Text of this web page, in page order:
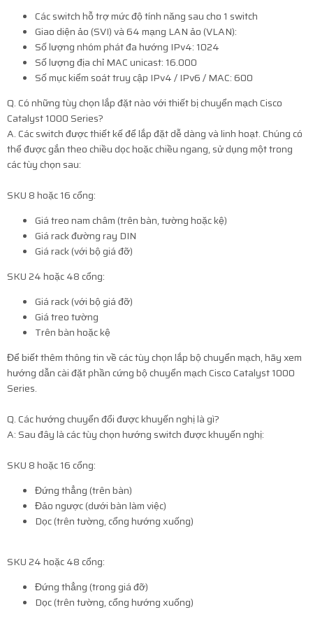
Các switch hỗ trợ mức độ tính năng sau cho 1 switch
Giao diện ảo (SVI) và 64 mạng LAN ảo (VLAN):
Số lượng nhóm phát đa hướng IPv4: 1024
Số lượng địa chỉ MAC unicast: 16.000
Số mục kiểm soát truy cập IPv4 / IPv6 / MAC: 600
Q. Có những tùy chọn lắp đặt nào với thiết bị chuyển mạch Cisco
Catalyst 1000 Series?
A. Các switch được thiết kế để lắp đặt dễ dàng và linh hoạt. Chúng có
thể được gắn theo chiều dọc hoặc chiều ngang, sử dụng một trong
các tùy chọn sau:
SKU 8 hoặc 16 cổng:
Giá treo nam châm (trên bàn, tường hoặc kệ)
Giárackđường ray DIN
Giárack(với bộ giá đỡ)
SKU 24 hoặc 48 cổng:
Giá rack (với bộ giá đỡ)
Giá treo tường
Trên bàn hoặc kệ
Để biết thêm thông tin về các tùy chọn lắp bộ chuyển mạch, hãy xem
hướng dẫn cài đặt phần cứng bộ chuyển mạch Cisco Catalyst 1000
Series.
Q. Các hướng chuyển đổi được khuyến nghị là gì?
A: Sau đây là các tùy chọn hướng switch được khuyến nghị:
SKU 8 hoặc 16 cổng:
Đứng thẳng (trên bàn)
Đảo ngược (dưới bàn làm việc)
Dọc (trên tường, cổng hướng xuống)
SKU 24 hoặc 48 cổng:
Đứng thẳng (trong giá đỡ)
Dọc (trên tường, cổng hướng xuống)